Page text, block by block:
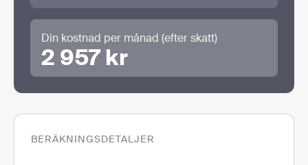
Din kostnad per månad (efter skatt)
2 957 kr
BERÄKNINGSDETALJER